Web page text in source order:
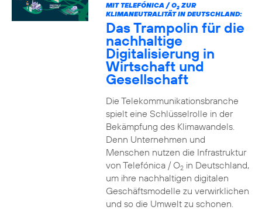
MIT TELEFÓNICA / O2ZUR
KLIMANEUTRALITÄT IN DEUTSCHLAND:
Das Trampolin für die
nachhaltige
Digitalisierung in
Wirtschaft und
Gesellschaft
Die Telekommunikationsbranche
spielt eine Schlüsselrolle in der
Bekämpfung des Klimawandels.
Denn Unternehmen und
Menschen nutzen die Infrastruktur
von Telefónica / O2in Deutschland,
um ihre nachhaltigen digitalen
Geschäftsmodelle zu verwirklichen
und so die Umwelt zu schonen.